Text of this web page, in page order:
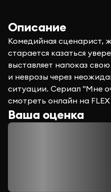
Описание
Комедийная сценарист,
старается казаться
выставляет напоказ
и неврозы через
ситуации. Сериал "Мне
смотреть онлайн на
Ваша оценка